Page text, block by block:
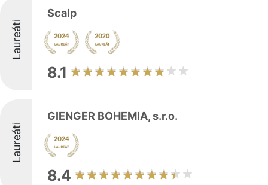
Laureáti
Scalp
8.1
Laureáti
GIENGER BOHEMIA, s.r.o.
8.4